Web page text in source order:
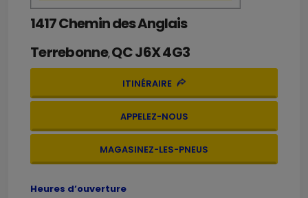
1417 Chemin des Anglais
Terrebonne,QCJ6X 4G3
ITINÉRAIRE
APPELEZ-NOUS
MAGASINEZ-LES-PNEUS
Heures d’ouverture